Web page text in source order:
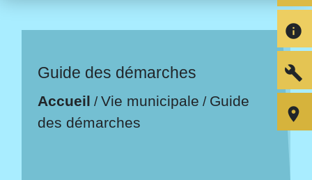
Guide des démarches
Accueil /Vie municipale / Guide
des démarches
info
build
room